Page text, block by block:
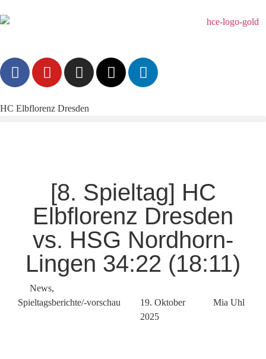
HC Elbflorenz Dresden
[8. Spieltag] HC
Elbflorenz Dresden
vs. HSG Nordhorn-
Lingen 34:22 (18:11)
News,
Spieltagsberichte/-vorschau
19. Oktober
2025
Mia Uhl